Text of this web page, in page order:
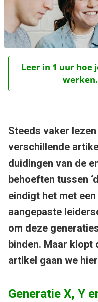
Leer in 1 uur
Steeds vaker
verschillende
duidingen van de
behoeften tussen
eindigt het met
aangepaste
om deze
binden. Maar klopt
artikel gaan we
Generatie X, Y